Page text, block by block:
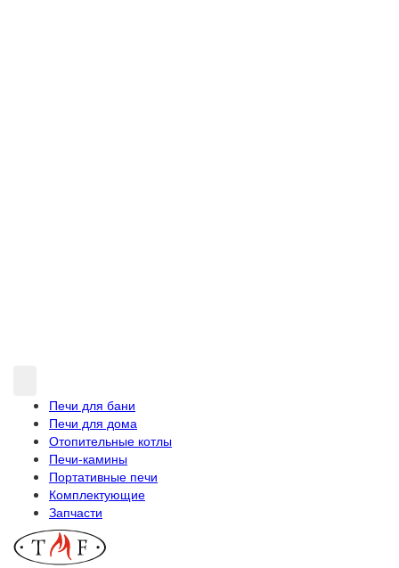
Печи для бани
Печи для дома
Отопительные котлы
Печи-камины
Портативные печи
Комплектующие
Запчасти